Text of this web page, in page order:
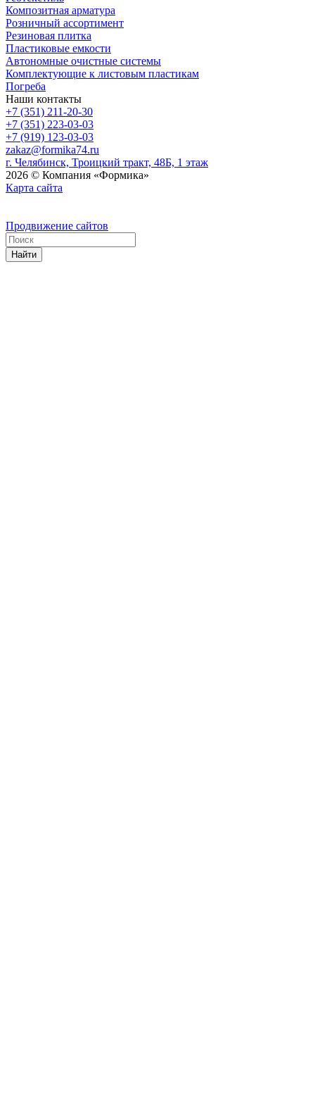
Композитная арматура
Розничный ассортимент
Резиновая плитка
Пластиковые емкости
Автономные очистные системы
Комплектующие к листовым пластикам
Погреба
Наши контакты
+7 (351) 211-20-30
+7 (351) 223-03-03
+7 (919) 123-03-03
zakaz@formika74.ru
г. Челябинск, Троицкий тракт, 48Б, 1 этаж
2026 © Компания «Формика»
Карта сайта
Продвижение сайтов
Найти